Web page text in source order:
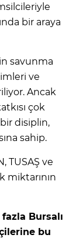
bir araya
savunma
ve
Ancak
çok
disiplin,
sahip.
TUSAŞ ve
miktarının
Bursalı
bu